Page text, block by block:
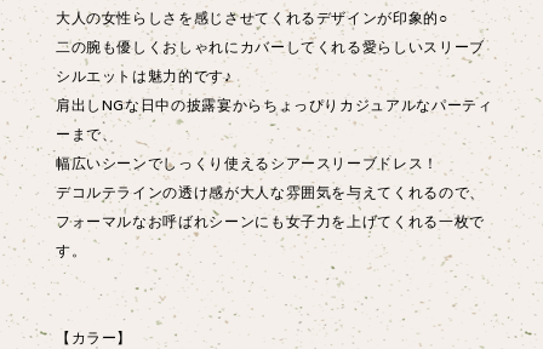
大人の女性らしさを感じさせてくれるデザインが印象的○
二の腕も優しくおしゃれにカバーしてくれる愛らしいスリーブ
シルエットは魅力的です♪
肩出しNGな日中の披露宴からちょっぴりカジュアルなパーティ
ーまで、
幅広いシーンでしっくり使えるシアースリーブドレス！
デコルテラインの透け感が大人な雰囲気を与えてくれるので、
フォーマルなお呼ばれシーンにも女子力を上げてくれる一枚で
す。
【カラー】